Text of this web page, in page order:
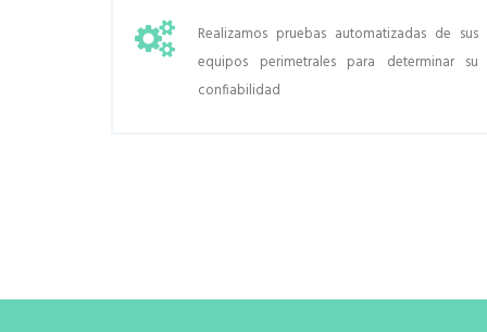
Realizamos pruebas automatizadas de sus
equipos perimetrales para determinar su
confiabilidad